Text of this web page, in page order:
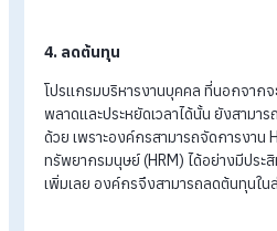
อัปเดตแบบ Real Time ทำให้
ยากกับเรื่องเอกสารอีกต่อไป
2. ลดความผิดพลาด
โอกาสในการผิดพลาดของ HR